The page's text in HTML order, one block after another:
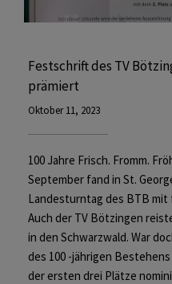
Festschrift des TV
prämiert
Oktober 11, 2023
100 Jahre Frisch. Fromm.
September fand in St.
Landesturntag des BTB
Auch der TV Bötzingen
in den Schwarzwald. War
des 100 -jährigen
der ersten drei Plätze